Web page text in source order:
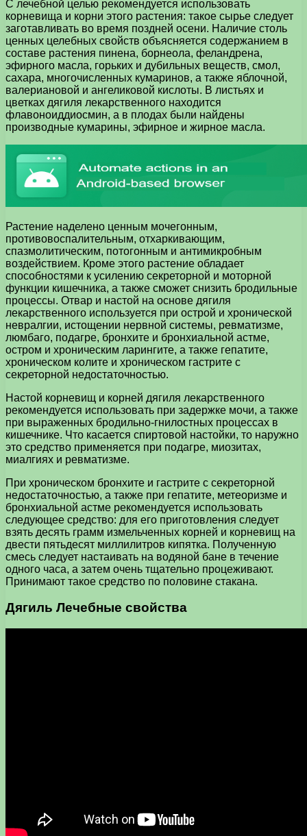
С лечебной целью рекомендуется использовать
корневища и корни этого растения: такое сырье следует
заготавливать во время поздней осени. Наличие столь
ценных целебных свойств объясняется содержанием в
составе растения пинена, борнеола, феландрена,
эфирного масла, горьких и дубильных веществ, смол,
сахара, многочисленных кумаринов, а также яблочной,
валериановой и ангеликовой кислоты. В листьях и
цветках дягиля лекарственного находится
флавоноиддиосмин, а в плодах были найдены
производные кумарины, эфирное и жирное масла.
Растение наделено ценным мочегонным,
противовоспалительным, отхаркивающим,
спазмолитическим, потогонным и антимикробным
воздействием. Кроме этого растение обладает
способностями к усилению секреторной и моторной
функции кишечника, а также сможет снизить бродильные
процессы. Отвар и настой на основе дягиля
лекарственного используется при острой и хронической
невралгии, истощении нервной системы, ревматизме,
люмбаго, подагре, бронхите и бронхиальной астме,
остром и хроническим ларингите, а также гепатите,
хроническом колите и хроническом гастрите с
секреторной недостаточностью.
Настой корневищ и корней дягиля лекарственного
рекомендуется использовать при задержке мочи, а также
при выраженных бродильно-гнилостных процессах в
кишечнике. Что касается спиртовой настойки, то наружно
это средство применяется при подагре, миозитах,
миалгиях и ревматизме.
При хроническом бронхите и гастрите с секреторной
недостаточностью, а также при гепатите, метеоризме и
бронхиальной астме рекомендуется использовать
следующее средство: для его приготовления следует
взять десять грамм измельченных корней и корневищ на
двести пятьдесят миллилитров кипятка. Полученную
смесь следует настаивать на водяной бане в течение
одного часа, а затем очень тщательно процеживают.
Принимают такое средство по половине стакана.
Дягиль Лечебные свойства